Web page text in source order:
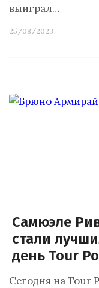
выиграл…
25/08/2023
Самюэле
стали
день Tour
Сегодня на Tour